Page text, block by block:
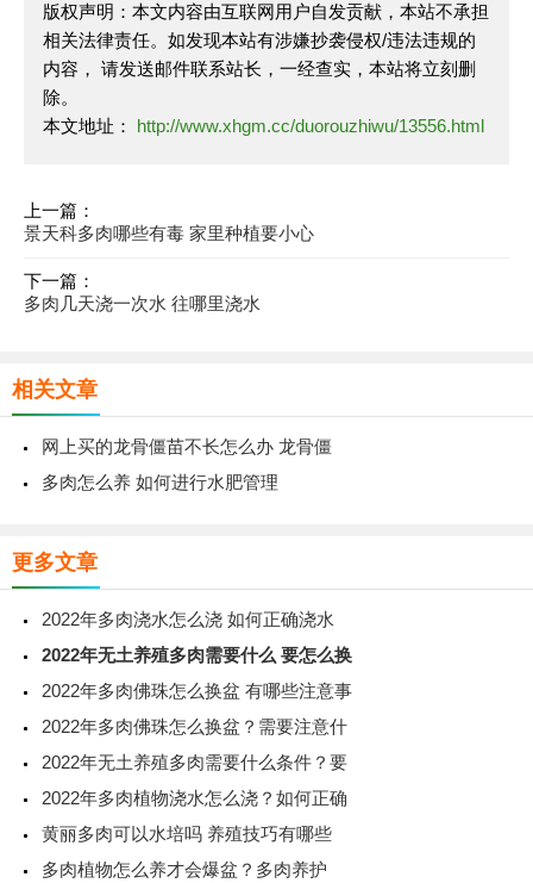
版权声明：本文内容由互联网用户自发贡献，本站不承担
相关法律责任。如发现本站有涉嫌抄袭侵权/违法违规的
内容， 请发送邮件联系站长，一经查实，本站将立刻删
除。
本文地址：
http://www.xhgm.cc/duorouzhiwu/13556.html
上一篇：
景天科多肉哪些有毒 家里种植要小心
下一篇：
多肉几天浇一次水 往哪里浇水
相关文章
网上买的龙骨僵苗不长怎么办 龙骨僵
多肉怎么养 如何进行水肥管理
更多文章
2022年多肉浇水怎么浇 如何正确浇水
2022年无土养殖多肉需要什么 要怎么换
2022年多肉佛珠怎么换盆 有哪些注意事
2022年多肉佛珠怎么换盆？需要注意什
2022年无土养殖多肉需要什么条件？要
2022年多肉植物浇水怎么浇？如何正确
黄丽多肉可以水培吗 养殖技巧有哪些
多肉植物怎么养才会爆盆？多肉养护